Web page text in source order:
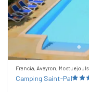
Previous
Francia, Aveyron, Mostuejouls
Camping Saint-Pal